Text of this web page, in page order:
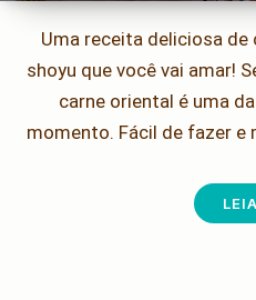
Uma receita deliciosa
shoyu que você vai amar!
carne oriental é uma
momento. Fácil de fazer